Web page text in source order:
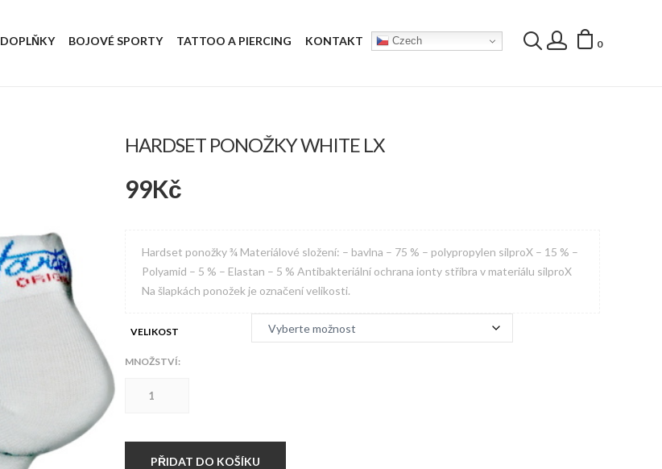
DOPLŇKY BOJOVÉ SPORTY TATTOO A PIERCING KONTAKT Czech 0
HARDSET PONOŽKY WHITE LX
99Kč
Hardset ponožky ¾ Materiálové složení: – bavlna – 75 % – polypropylen silproX – 15 % –
Polyamid – 5 % – Elastan – 5 % Antibakteriální ochrana ionty stříbra v materiálu silproX
Na šlapkách ponožek je označení velikosti.
VELIKOST
MNOŽSTVÍ:
ponožky
množství
PŘIDAT DO KOŠÍKU